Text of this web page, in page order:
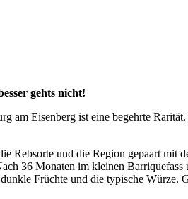
gehts nicht!
am Eisenberg ist eine begehrte
Rebsorte und die Region gepaart
36 Monaten im kleinen
Früchte und die typische